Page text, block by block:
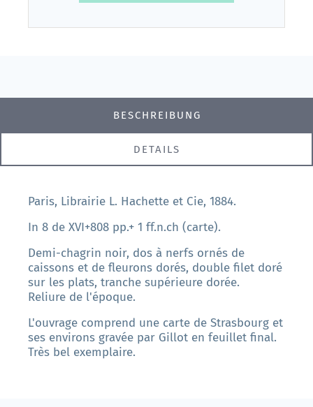
BESCHREIBUNG
DETAILS
Paris, Librairie L. Hachette et Cie, 1884.
In 8 de XVI+808 pp.+ 1 ff.n.ch (carte).
Demi-chagrin noir, dos à nerfs ornés de
caissons et de fleurons dorés, double filet doré
sur les plats, tranche supérieure dorée.
Reliure de l'époque.
L'ouvrage comprend une carte de Strasbourg et
ses environs gravée par Gillot en feuillet final.
Très bel exemplaire.